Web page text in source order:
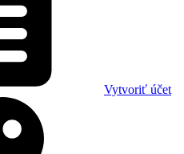
Vytvoriť účet